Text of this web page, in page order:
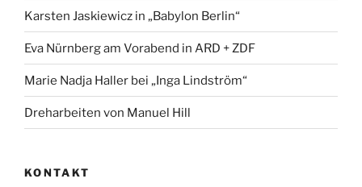
Karsten Jaskiewicz in „Babylon Berlin“
Eva Nürnberg am Vorabend in ARD + ZDF
Marie Nadja Haller bei „Inga Lindström“
Dreharbeiten von Manuel Hill
KONTAKT